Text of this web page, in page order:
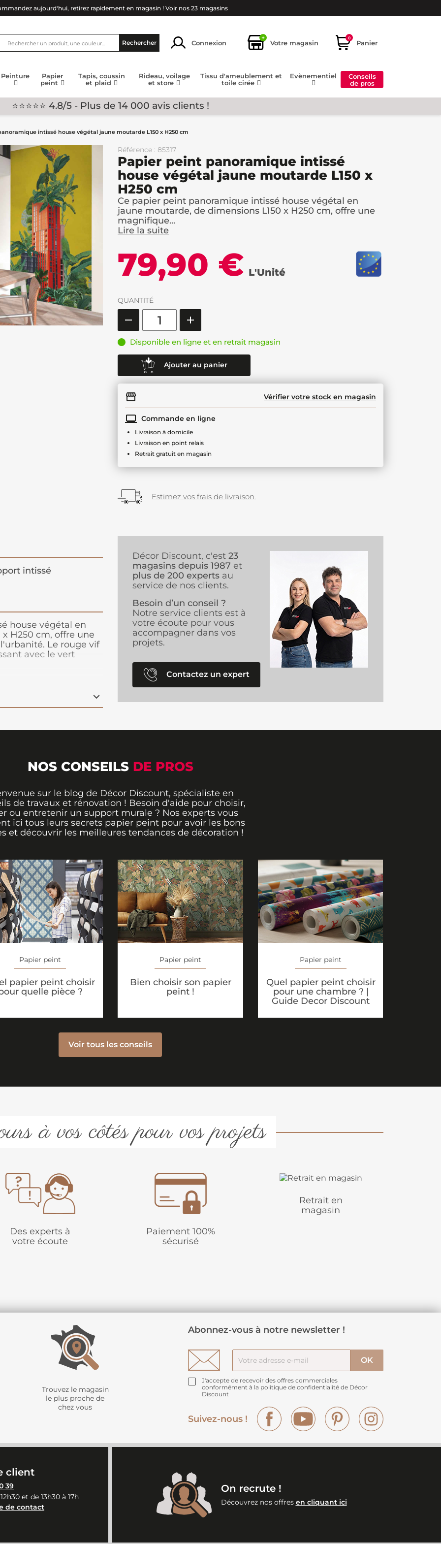
aujourd'hui, retirez rapidement en magasin ! Voir nos 23 magasins
Rechercher Connexion
+
Votre magasin
0
Panier
Peinture
Papier
peint
Tapis, coussin
et plaid
Rideau, voilage
et store
Tissu d'ameublement et
toile cirée
Evènementiel
Conseils
de pros
⭐⭐⭐⭐⭐ 4.8/5 - Plus de 14 000 avis clients !
intissé house végétal jaune moutarde L150 x H250 cm
Référence : 85317
Papier peint panoramique intissé
house végétal jaune moutarde L150 x
H250 cm
Ce papier peint panoramique intissé house végétal en
jaune moutarde, de dimensions L150 x H250 cm, offre une
magnifique...
Lire la suite
79,90 € L'Unité
QUANTITÉ
Disponible en ligne et en retrait magasin
Ajouter au panier
Vérifier votre stock en magasin
Commande en ligne
Livraison à domicile
Livraison en point relais
Retrait gratuit en magasin
Estimez vos frais de livraison.
intissé
house végétal en
H250 cm, offre une
Le rouge vif
avec le vert
vivante et
dynamisme à votre
ou espaces de vie.
ainsi un espace
Décor Discount, c'est 23
magasins depuis 1987 et
plus de 200 experts au
service de nos clients.
Besoin d’un conseil ?
Notre service clients est à
votre écoute pour vous
accompagner dans vos
projets.
Contactez un expert
NOS CONSEILS DE PROS
sur le blog de Décor Discount, spécialiste en
de travaux et rénovation ! Besoin d'aide pour choisir,
ou entretenir un support murale ? Nos experts vous
ici tous leurs secrets papier peint pour avoir les bons
et découvrir les meilleures tendances de décoration !
Papier peint
papier peint choisir
quelle pièce ?
Papier peint
Bien choisir son papier
peint !
Papier peint
Quel papier peint choisir
pour une chambre ? |
Guide Decor Discount
Voir tous les conseils
à vos côtés pour vos projets
Des experts à
votre écoute
Paiement 100%
sécurisé
Retrait en
magasin
Trouvez le magasin
le plus proche de
chez vous
Abonnez-vous à notre newsletter !
J'accepte de recevoir des offres commerciales
conformément à la politique de confidentialité de Décor
Discount
Suivez-nous !
Facebook YouTube Pinterest
client
39
et de 13h30 à 17h
de contact
On recrute !
Découvrez nos offres en cliquant ici